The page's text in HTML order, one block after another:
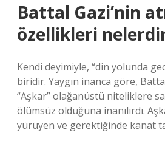
Battal Gazi’nin
özellikleri
Kendi deyimiyle, “din yolunda
biridir. Yaygın inanca göre,
“Aşkar” olağanüstü niteliklere
ölümsüz olduğuna inanılırdı.
yürüyen ve gerektiğinde kanat